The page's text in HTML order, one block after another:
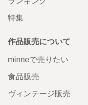
特集
作品販売について
minneで売りたい
食品販売
ヴィンテージ販売